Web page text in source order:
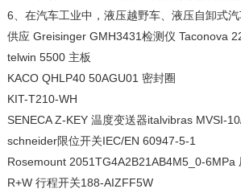
6、在汽车工业中，液压越野车、液压自卸式
供应 Greisinger GMH3431检测仪 Taconova
telwin 5500 主板
KACO QHLP40 50AGU01 密封圈
KIT-T210-WH
SENECA Z-KEY 温度变送器italvibras MVSI-
schneider限位开关IEC/EN 60947-5-1
Rosemount 2051TG4A2B21AB4M5_0-6MPa
R+W 行程开关188-AIZFF5W